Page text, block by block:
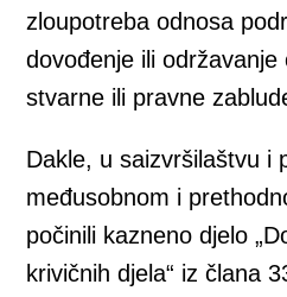
zloupotreba odnosa
dovođenje ili održavanje
stvarne ili pravne
Dakle, u saizvršilaštvu i
međusobnom i
počinili kazneno djelo
krivičnih djela“ iz člana